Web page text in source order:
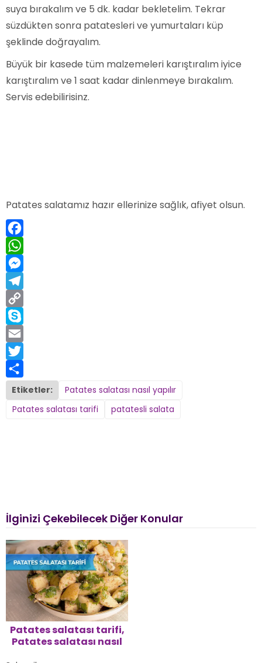
suya bırakalım ve 5 dk. kadar bekletelim. Tekrar
süzdükten sonra patatesleri ve yumurtaları küp
şeklinde doğrayalım.
Büyük bir kasede tüm malzemeleri karıştıralım iyice
karıştıralım ve 1 saat kadar dinlenmeye bırakalım.
Servis edebilirisinz.
Patates salatamız hazır ellerinize sağlık, afiyet olsun.
Facebook
WhatsApp
Messenger
Telegram
Copy
Link
Skype
Email
Twitter
Share
Etiketler:
Patates salatası nasıl yapılır
Patates salatası tarifi
patatesli salata
İlginizi Çekebilecek Diğer Konular
Patates salatası tarifi,
Patates salatası nasıl